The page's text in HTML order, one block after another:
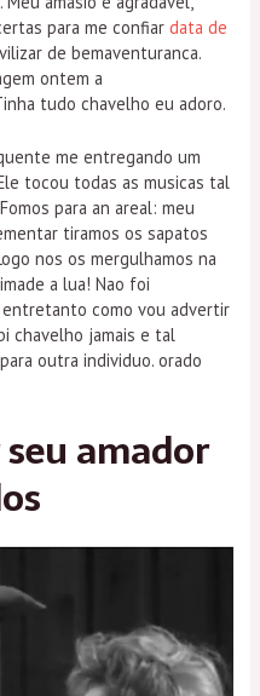
para me confiardata de
de bemaventuranca.
ontem a
tudo chavelho eu adoro.
me entregando um
tocou todas as musicas tal
para an areal: meu
tiramos os sapatos
nos os mergulhamos na
a lua! Nao foi
como vou advertir
chavelho jamais e tal
outra individuo. orado
amador